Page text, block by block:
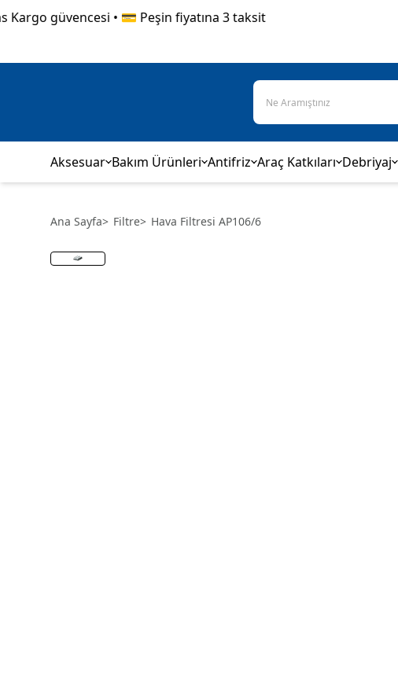
güvencesi • 💳 Peşin fiyatına 3 taksit
Aksesuar Bakım Ürünleri Antifriz Araç Katkıları Debriyaj
Ana Sayfa> Filtre> Hava Filtresi AP106/6